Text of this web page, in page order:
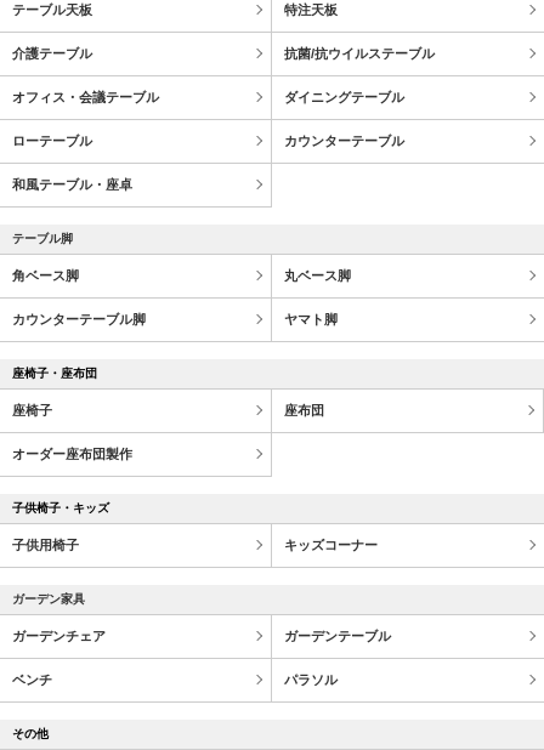
テーブル天板 特注天板
介護テーブル 抗菌/抗ウイルステーブル
オフィス・会議テーブル ダイニングテーブル
ローテーブル カウンターテーブル
和風テーブル・座卓
テーブル脚
角ベース脚 丸ベース脚
カウンターテーブル脚 ヤマト脚
座椅子・座布団
座椅子 座布団
オーダー座布団製作
子供椅子・キッズ
子供用椅子 キッズコーナー
ガーデン家具
ガーデンチェア ガーデンテーブル
ベンチ パラソル
その他